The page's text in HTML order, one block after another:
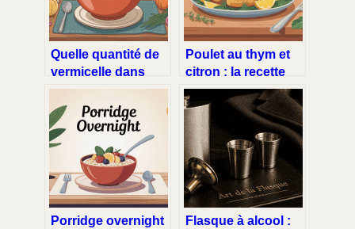
Quelle quantité de
vermicelle dans
une soupe : guide
simple et précis
Poulet au thym et
citron : la recette
facile, fondante et
parfumée
Porridge overnight
Flasque à alcool :